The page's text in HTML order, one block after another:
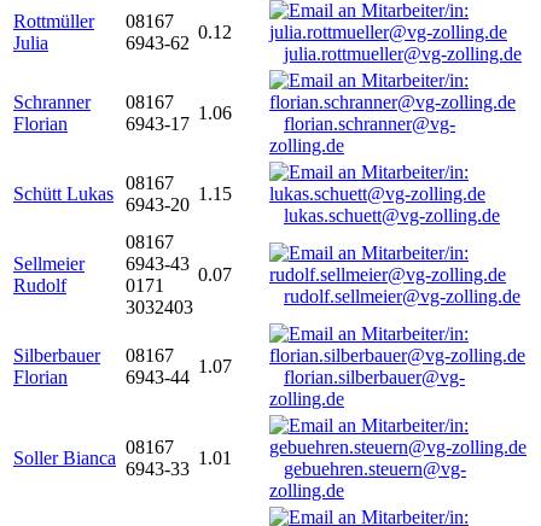
Rottmüller
Julia
08167
6943-62
0.12
julia.rottmueller@vg-zolling.de
Schranner
Florian
08167
6943-17
1.06
florian.schranner@vg-
zolling.de
Schütt Lukas
08167
6943-20
1.15
lukas.schuett@vg-zolling.de
Sellmeier
Rudolf
08167
6943-43
0171
3032403
0.07
rudolf.sellmeier@vg-zolling.de
Silberbauer
Florian
08167
6943-44
1.07
florian.silberbauer@vg-
zolling.de
Soller Bianca
08167
6943-33
1.01
gebuehren.steuern@vg-
zolling.de